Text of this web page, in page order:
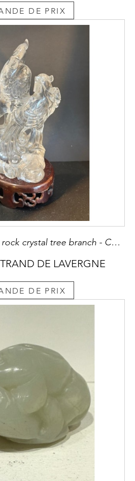
DE PRIX
Birds (phoenix) on a rock crystal tree branch - China 19th century - H 19cm
DE LAVERGNE
DE PRIX